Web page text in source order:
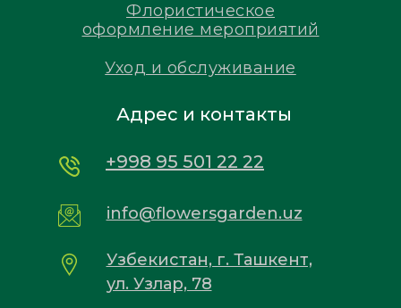
Адрес и контакты
Уход и обслуживание
Флористическое
оформление мероприятий
Узбекистан, г. Ташкент,
ул. Узлар, 78
info@flowersgarden.uz
+998 95 501 22 22